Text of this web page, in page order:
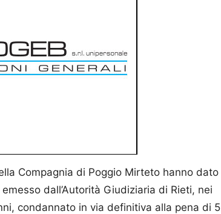
Compagnia di Poggio Mirteto hanno dato
dall’Autorità Giudiziaria di Rieti, nei
condannato in via definitiva alla pena di 5